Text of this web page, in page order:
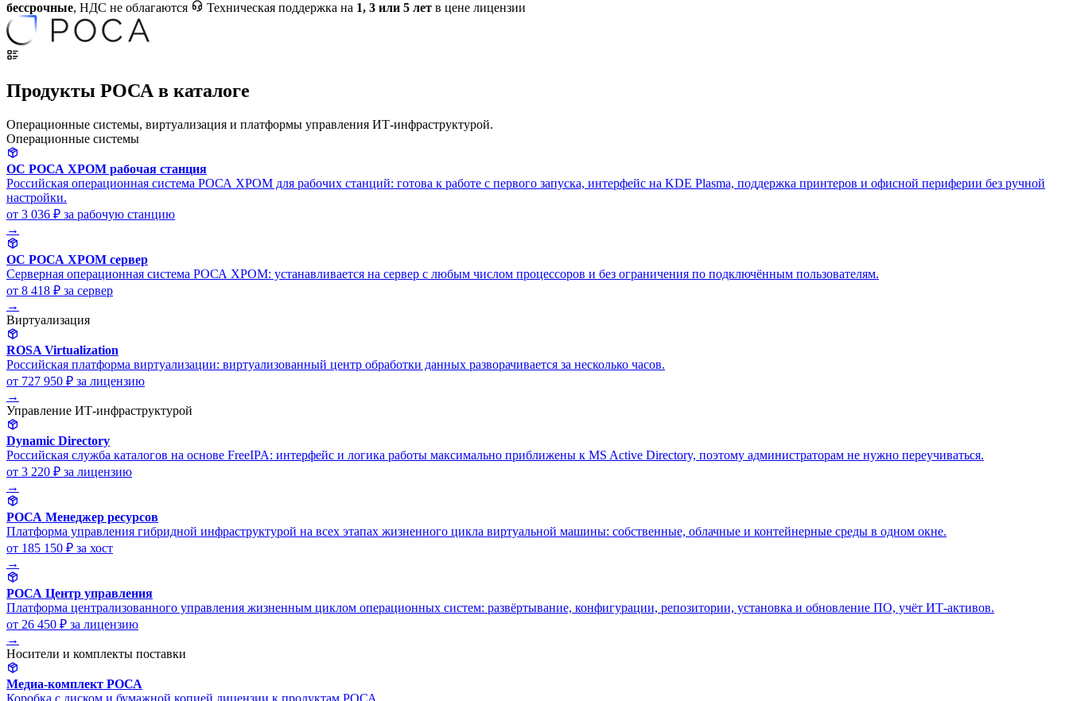
бессрочные, НДС не облагаются Техническая поддержка на 1, 3 или 5 лет в цене лицензии
Продукты РОСА в каталоге
Операционные системы, виртуализация и платформы управления ИТ-инфраструктурой.
Операционные системы
ОС РОСА ХРОМ рабочая станция
Российская операционная система РОСА ХРОМ для рабочих станций: готова к работе с первого запуска, интерфейс на KDE Plasma, поддержка принтеров и офисной периферии без ручной
настройки.
от 3 036 ₽ за рабочую станцию
→
ОС РОСА ХРОМ сервер
Серверная операционная система РОСА ХРОМ: устанавливается на сервер с любым числом процессоров и без ограничения по подключённым пользователям.
от 8 418 ₽ за сервер
→
Виртуализация
ROSA Virtualization
Российская платформа виртуализации: виртуализованный центр обработки данных разворачивается за несколько часов.
от 727 950 ₽ за лицензию
→
Управление ИТ-инфраструктурой
Dynamic Directory
Российская служба каталогов на основе FreeIPA: интерфейс и логика работы максимально приближены к MS Active Directory, поэтому администраторам не нужно переучиваться.
от 3 220 ₽ за лицензию
→
РОСА Менеджер ресурсов
Платформа управления гибридной инфраструктурой на всех этапах жизненного цикла виртуальной машины: собственные, облачные и контейнерные среды в одном окне.
от 185 150 ₽ за хост
→
РОСА Центр управления
Платформа централизованного управления жизненным циклом операционных систем: развёртывание, конфигурации, репозитории, установка и обновление ПО, учёт ИТ-активов.
от 26 450 ₽ за лицензию
→
Носители и комплекты поставки
Медиа-комплект РОСА
Коробка с диском и бумажной копией лицензии к продуктам РОСА.